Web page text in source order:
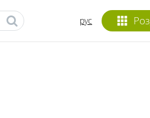
рус